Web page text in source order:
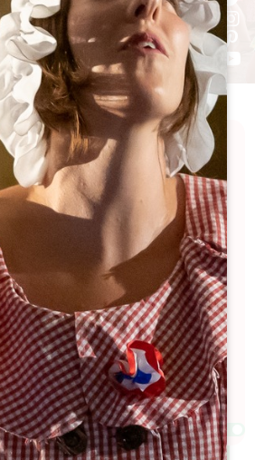
in de opwinding van de Grand
door middel van de belangrijkste
deel aan boeiende festivals,
hoogstandjes tijdens
en dompel uzelf
dankzij onze
evenementen. Voel de
en beleef plezier
tijdens onze speciale
een reeks bruisende
rijkdom van onze regio
49 Resultaat(en)
Afficher la carte